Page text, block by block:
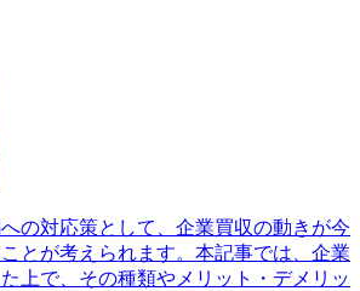
の対応策として、企業買収の動きが今
とが考えられます。本記事では、企業
上で、その種類やメリット・デメリッ